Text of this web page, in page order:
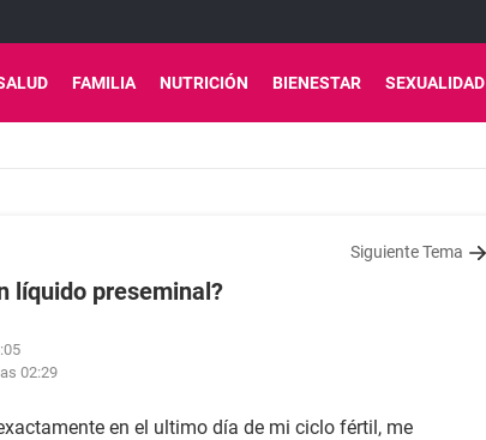
FAMILIA NUTRICIÓN BIENESTAR SEXUALIDAD
Siguiente Tema
líquido preseminal?
02:29
en el ultimo día de mi ciclo fértil, me